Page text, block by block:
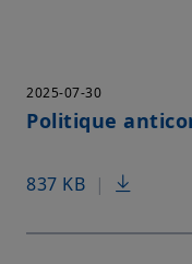
2025-07-30
Politique
837 KB |